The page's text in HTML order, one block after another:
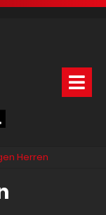
Herren